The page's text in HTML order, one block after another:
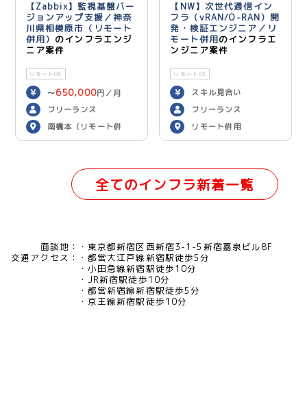
【Zabbix】監視基盤バー
ジョンアップ支援／神奈
川県相模原市（リモート
併用） のインフラエンジ
ニア案件
リモートOK
〜650,000円／月
フリーランス
南橋本（リモート併
用）
【NW】次世代通信イン
フラ（vRAN/O-RAN）開
発・検証エンジニア／リ
モート併用のインフラエ
ンジニア案件
リモートOK
スキル見合い
フリーランス
リモート併用
全てのインフラ新着一覧
面談地：
東京都新宿区西新宿3-1-5新宿嘉泉ビル8F
交通アクセス：
都営大江戸線新宿駅徒歩5分
小田急線新宿駅徒歩10分
JR新宿駅徒歩10分
都営新宿線新宿駅徒歩5分
京王線新宿駅徒歩10分